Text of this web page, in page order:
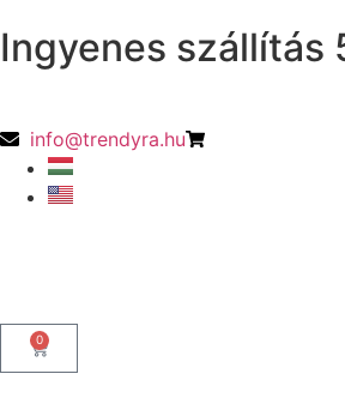
Ingyenes
info@trendyra.hu
0